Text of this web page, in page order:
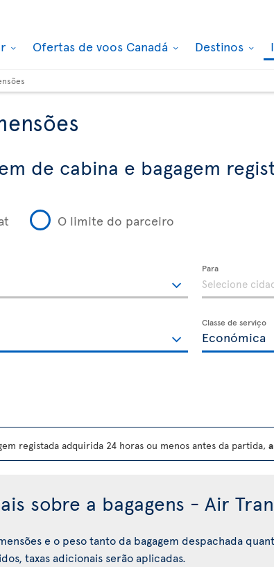
Ofertas de voos Canadá Destinos
de cabina e bagagem
O limite do parceiro
Para
Classe de serviço
registada adquirida 24 horas ou menos antes da partida,
sobre a bagagens - Air
e o peso tanto da bagagem despachada
taxas adicionais serão aplicadas.